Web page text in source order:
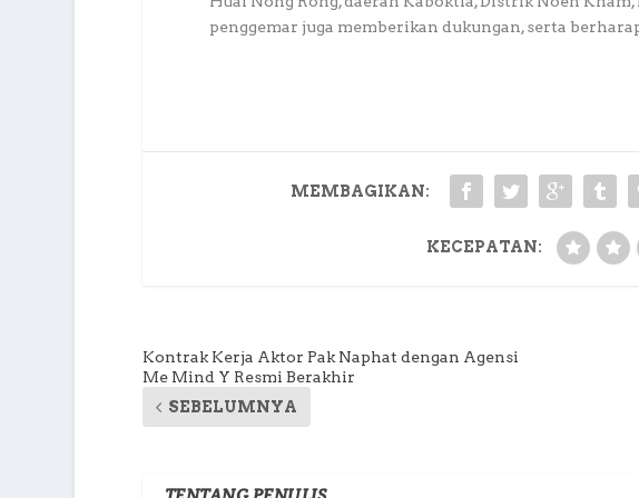
penggemar juga memberikan dukungan, serta
MEMBAGIKAN:
KECEPATAN:
Kontrak Kerja Aktor Pak Naphat dengan Agensi
Me Mind Y Resmi Berakhir
SEBELUMNYA